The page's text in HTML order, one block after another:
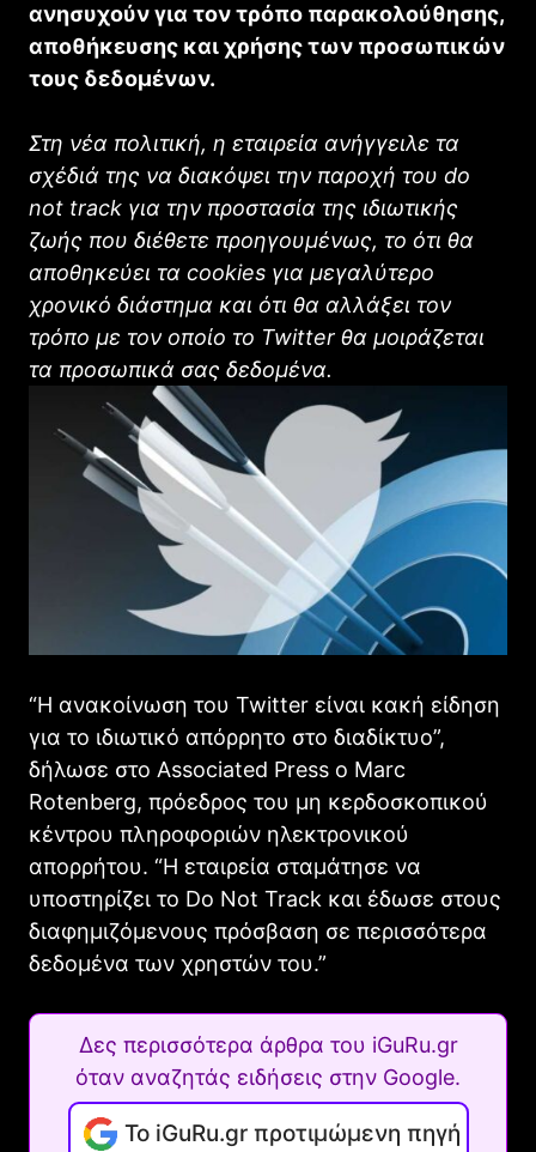
ανησυχούν για τον τρόπο παρακολούθησης,
αποθήκευσης και χρήσης των προσωπικών
τους δεδομένων.
Στη νέα πολιτική, η εταιρεία ανήγγειλε τα
σχέδιά της να διακόψει την παροχή του do
not track για την προστασία της ιδιωτικής
ζωής που διέθετε προηγουμένως, το ότι θα
αποθηκεύει τα cookies για μεγαλύτερο
χρονικό διάστημα και ότι θα αλλάξει τον
τρόπο με τον οποίο το Twitter θα μοιράζεται
τα προσωπικά σας δεδομένα.
“Η ανακοίνωση του Twitter είναι κακή είδηση ​​
για το ιδιωτικό απόρρητο στο διαδίκτυο”,
δήλωσε στο Associated Press ο Marc
Rotenberg, πρόεδρος του μη κερδοσκοπικού
κέντρου πληροφοριών ηλεκτρονικού
απορρήτου. “Η εταιρεία σταμάτησε να
υποστηρίζει το Do Not Track και έδωσε στους
διαφημιζόμενους πρόσβαση σε περισσότερα
δεδομένα των χρηστών του.”
Δες περισσότερα άρθρα του iGuRu.gr
όταν αναζητάς ειδήσεις στην Google.
Το iGuRu.gr προτιμώμενη πηγή